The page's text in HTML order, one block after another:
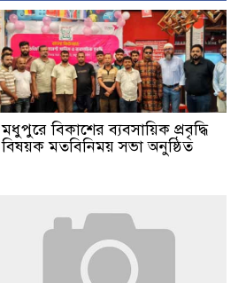
মধুপুরে বিকাশের ব্যবসায়িক প্রবৃদ্ধি
বিষয়ক মতবিনিময় সভা অনুষ্ঠিত